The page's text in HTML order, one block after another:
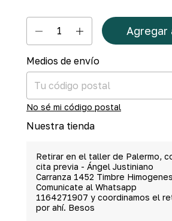
Entregas para el CP:
Medios de envío
No sé mi código postal
Nuestra tienda
Retirar en el taller de Palermo,
cita previa - Ángel Justiniano
Carranza 1452 Timbre
Comunicate al Whatsapp
1164271907 y coordinamos el
por ahí. Besos